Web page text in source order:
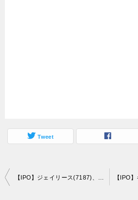
Tweet
投
【IPO】ジェイリース(7187)、上場直前初値予想(6/22上場)